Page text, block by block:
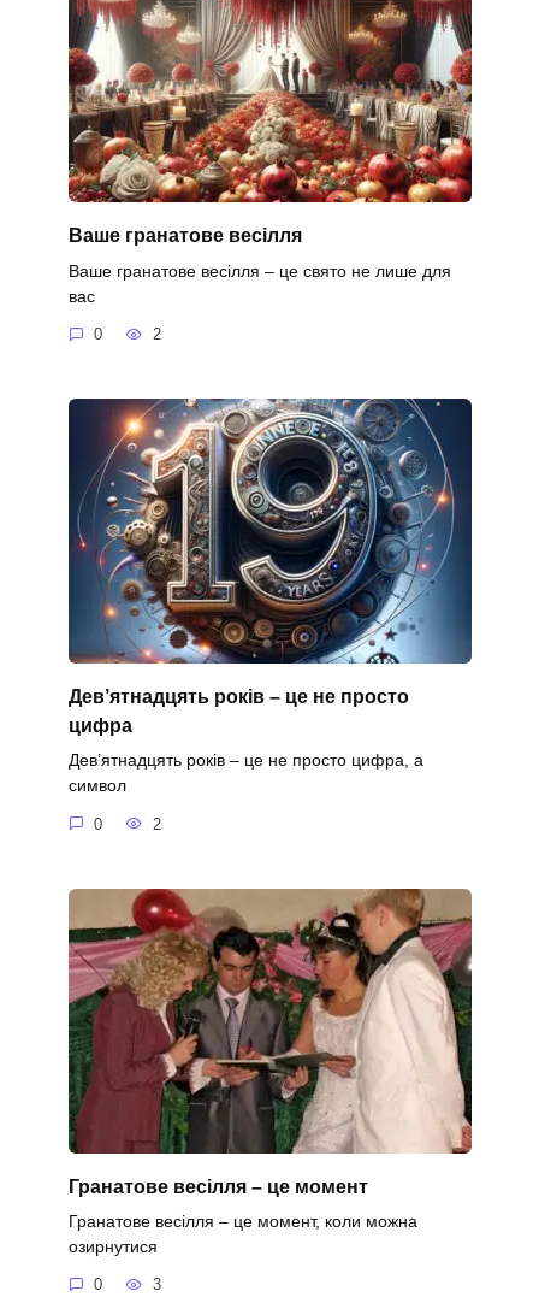
Ваше гранатове весілля
Ваше гранатове весілля – це свято не лише для
вас
0 2
Дев’ятнадцять років – це не просто
цифра
Дев’ятнадцять років – це не просто цифра, а
символ
0 2
Гранатове весілля – це момент
Гранатове весілля – це момент, коли можна
озирнутися
0 3